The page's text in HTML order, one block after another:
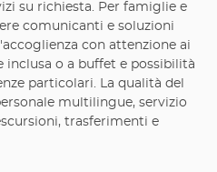
su richiesta. Per famiglie e
comunicanti e soluzioni
con attenzione ai
inclusa o a buffet e possibilità
particolari. La qualità del
multilingue, servizio
trasferimenti e